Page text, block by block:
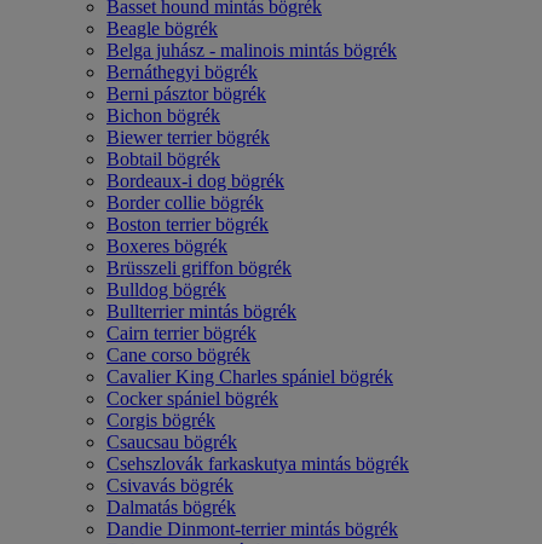
Basset hound mintás bögrék
Beagle bögrék
Belga juhász - malinois mintás bögrék
Bernáthegyi bögrék
Berni pásztor bögrék
Bichon bögrék
Biewer terrier bögrék
Bobtail bögrék
Bordeaux-i dog bögrék
Border collie bögrék
Boston terrier bögrék
Boxeres bögrék
Brüsszeli griffon bögrék
Bulldog bögrék
Bullterrier mintás bögrék
Cairn terrier bögrék
Cane corso bögrék
Cavalier King Charles spániel bögrék
Cocker spániel bögrék
Corgis bögrék
Csaucsau bögrék
Csehszlovák farkaskutya mintás bögrék
Csivavás bögrék
Dalmatás bögrék
Dandie Dinmont-terrier mintás bögrék